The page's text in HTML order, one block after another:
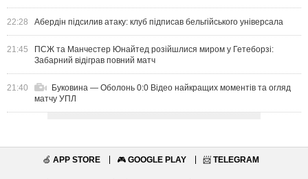
22:28 Абердін підсилив атаку: клуб підписав бельгійського універсала
21:45
ПСЖ та Манчестер Юнайтед розійшлися миром у Гетеборзі:
Забарний відіграв повний матч
21:40
Буковина — Оболонь 0:0 Відео найкращих моментів та огляд
матчу УПЛ
🍏 APP STORE 🎮 GOOGLE PLAY 📨 TELEGRAM